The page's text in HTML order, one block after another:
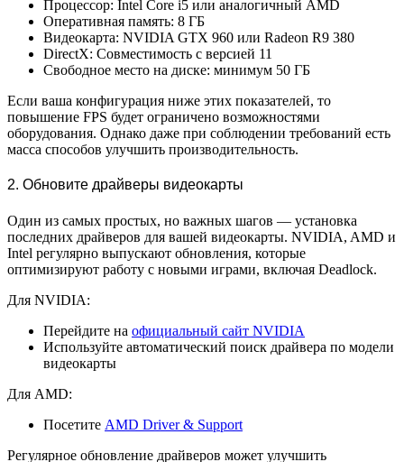
Процессор: Intel Core i5 или аналогичный AMD
Оперативная память: 8 ГБ
Видеокарта: NVIDIA GTX 960 или Radeon R9 380
DirectX: Совместимость с версией 11
Свободное место на диске: минимум 50 ГБ
Если ваша конфигурация ниже этих показателей, то
повышение FPS будет ограничено возможностями
оборудования. Однако даже при соблюдении требований есть
масса способов улучшить производительность.
2. Обновите драйверы видеокарты
Один из самых простых, но важных шагов — установка
последних драйверов для вашей видеокарты. NVIDIA, AMD и
Intel регулярно выпускают обновления, которые
оптимизируют работу с новыми играми, включая Deadlock.
Для NVIDIA:
Перейдите на официальный сайт NVIDIA
Используйте автоматический поиск драйвера по модели
видеокарты
Для AMD:
Посетите AMD Driver & Support
Регулярное обновление драйверов может улучшить